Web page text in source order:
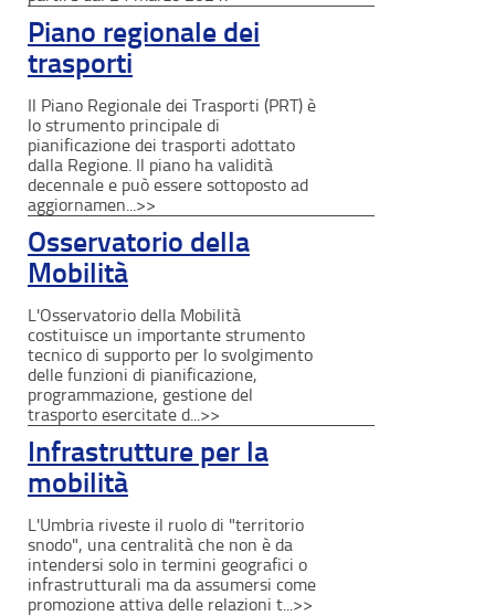
Piano regionale dei
trasporti
Il Piano Regionale dei Trasporti (PRT) è
lo strumento principale di
pianificazione dei trasporti adottato
dalla Regione. Il piano ha validità
decennale e può essere sottoposto ad
aggiornamen...>>
Osservatorio della
Mobilità
L'Osservatorio della Mobilità
costituisce un importante strumento
tecnico di supporto per lo svolgimento
delle funzioni di pianificazione,
programmazione, gestione del
trasporto esercitate d...>>
Infrastrutture per la
mobilità
L'Umbria riveste il ruolo di "territorio
snodo", una centralità che non è da
intendersi solo in termini geografici o
infrastrutturali ma da assumersi come
promozione attiva delle relazioni t...>>